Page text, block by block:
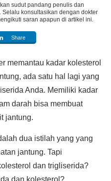
sudut pandang penulis dan
konsultasikan dengan dokter
saran apapun di artikel ini.
Share
memantau kadar kolesterol
ada satu hal lagi yang
Anda. Memiliki kadar
darah bisa membuat
jantung.
dua istilah yang yang
jantung. Tapi
dan trigliserida?
dan kolesterol?